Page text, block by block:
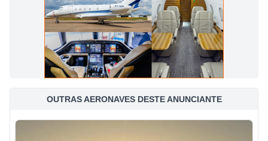
OUTRAS AERONAVES DESTE ANUNCIANTE